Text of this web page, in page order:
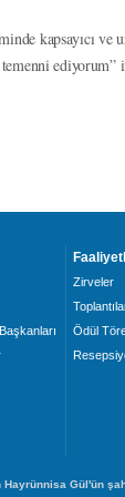
kapsayıcı ve
temenni
Zirveler
Ödül
Hayrünnisa Gül'ün